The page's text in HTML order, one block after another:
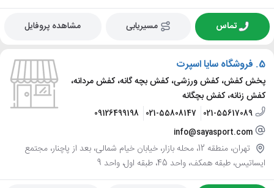
تماس مسیریابی مشاهده پروفایل
5. فروشگاه سایا اسپرت
پخش کفش، کفش ورزشی، کفش بچه گانه، کفش مردانه،
کفش زنانه، کفش بچگانه
021-55617089
021-55808147
09126499198
info@sayasport.com
تهران، منطقه 12، محله بازار، خیابان خیام شمالی، بعد از پاچنار، مجتمع
ایساتیس، طبقه همکف، واحد 45، طبقه اول، واحد 9